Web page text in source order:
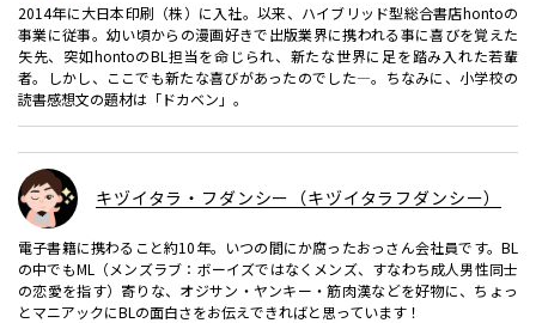
2014年に大日本印刷（株）に入社。以来、ハイブリッド型総合書店hontoの
事業に従事。幼い頃からの漫画好きで出版業界に携われる事に喜びを覚えた
矢先、突如hontoのBL担当を命じられ、新たな世界に足を踏み入れた若輩
者。しかし、ここでも新たな喜びがあったのでした―。ちなみに、小学校の
読書感想文の題材は「ドカベン」。
キヅイタラ・フダンシー（キヅイタラフダンシー）
電子書籍に携わること約10年。いつの間にか腐ったおっさん会社員です。BL
の中でもML（メンズラブ：ボーイズではなくメンズ、すなわち成人男性同士
の恋愛を指す）寄りな、オジサン・ヤンキー・筋肉漢などを好物に、ちょっ
とマニアックにBLの面白さをお伝えできればと思っています！